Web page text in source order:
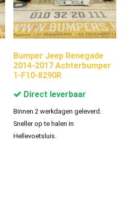
Bumper Jeep Renegade
2014-2017 Achterbumper
1-F10-8290R
Direct leverbaar
Binnen 2 werkdagen geleverd.
Sneller op te halen in
Hellevoetsluis.